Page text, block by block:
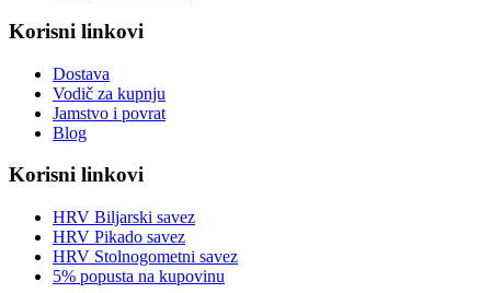
Korisni linkovi
Dostava
Vodič za kupnju
Jamstvo i povrat
Blog
Korisni linkovi
HRV Biljarski savez
HRV Pikado savez
HRV Stolnogometni savez
5% popusta na kupovinu